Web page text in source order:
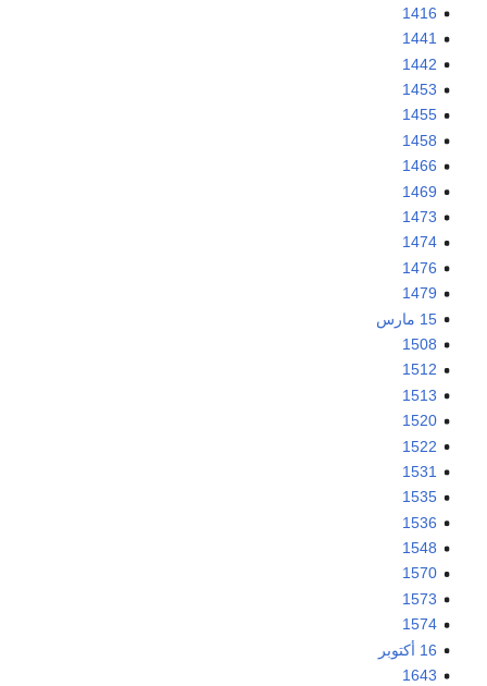
1416
1441
1442
1453
1455
1458
1466
1469
1473
1474
1476
1479
15 مارس
1508
1512
1513
1520
1522
1531
1535
1536
1548
1570
1573
1574
16 أكتوبر
1643